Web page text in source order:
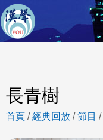
長青樹
首頁 /經典回放 /節目 /